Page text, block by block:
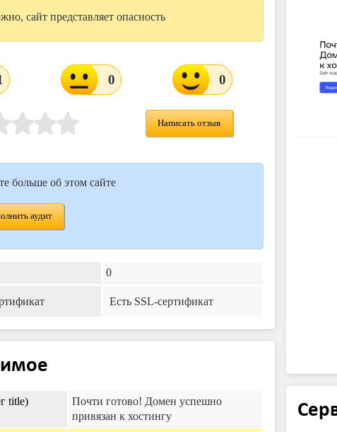
сайт представляет опасность
0 0
Написать отзыв
больше об этом сайте
аудит
0
Есть SSL-сертификат
title)
Почти готово! Домен успешно
привязан к хостингу